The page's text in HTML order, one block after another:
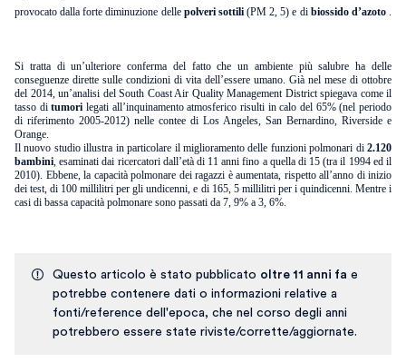
provocato dalla forte diminuzione dellepolveri sottili(PM 2, 5) e di biossido d’azoto .
Si tratta di un’ulteriore conferma del fatto che un ambiente più salubre ha delle
conseguenze dirette sulle condizioni di vita dell’essere umano. Già nel mese di ottobre
del 2014, un’analisi del South Coast Air Quality Management District spiegava come il
tasso ditumori legati all’inquinamento atmosferico risulti in calo del 65% (nel periodo
di riferimento 2005-2012) nelle contee di Los Angeles, San Bernardino, Riverside e
Orange.
Il nuovo studio illustra in particolare il miglioramento delle funzioni polmonari di 2.120
bambini, esaminati dai ricercatori dall’età di 11 anni fino a quella di 15 (tra il 1994 ed il
2010). Ebbene, la capacità polmonare dei ragazzi è aumentata, rispetto all’anno di inizio
dei test, di 100 millilitri per gli undicenni, e di 165, 5 millilitri per i quindicenni. Mentre i
casi di bassa capacità polmonare sono passati da 7, 9% a 3, 6%.
Questo articolo è stato pubblicato oltre 11 anni fa e
potrebbe contenere dati o informazioni relative a
fonti/reference dell'epoca, che nel corso degli anni
potrebbero essere state riviste/corrette/aggiornate.